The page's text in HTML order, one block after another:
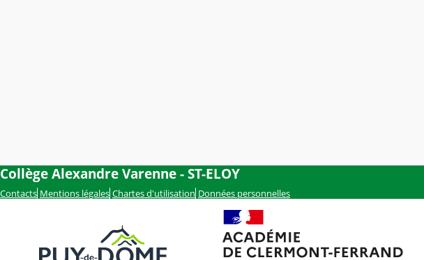
Collège Alexandre Varenne - ST-ELOY
Contacts Mentions légales Chartes d'utilisation Données personnelles